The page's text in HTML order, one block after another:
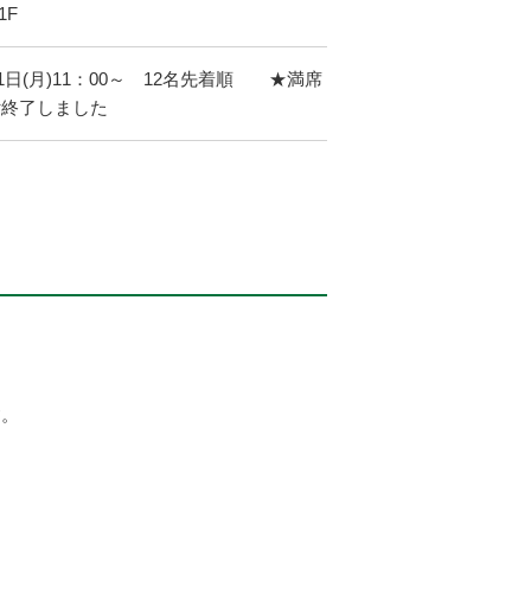
1日(月)11：00～ 12名先着順 ★満席
了しました